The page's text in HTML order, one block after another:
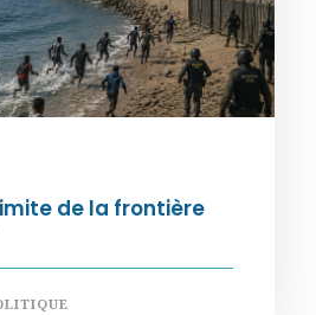
de la frontière